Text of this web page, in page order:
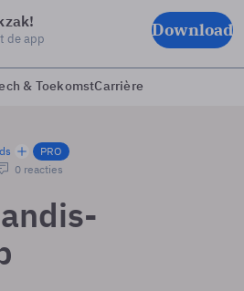
de app Download
& ToekomstCarrière
PRO
0 reacties